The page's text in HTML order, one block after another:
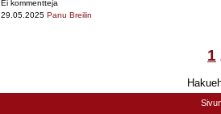
Ei kommentteja
29.05.2025 Panu Breilin
1